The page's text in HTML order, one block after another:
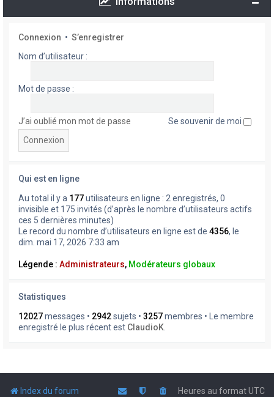
Connexion • S’enregistrer
Nom d’utilisateur :
Mot de passe :
J’ai oublié mon mot de passe Se souvenir de moi
Qui est en ligne
Au total il y a 177utilisateurs en ligne : 2 enregistrés, 0
invisible et 175 invités (d’après le nombre d’utilisateurs actifs
ces 5 dernières minutes)
Le record du nombre d’utilisateurs en ligne est de 4356, le
dim. mai 17, 2026 7:33 am
Légende : Administrateurs, Modérateurs globaux
Statistiques
12027messages • 2942sujets • 3257membres • Le membre
enregistré le plus récent est ClaudioK
Index du forum Heures au formatUTC